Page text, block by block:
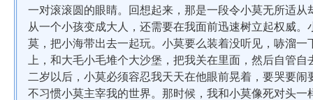
一对滚滚圆的眼睛。回想起来，那是一段令小莫无所适
从一个小孩变成大人，还需要在我面前迅速树立起权威
莫，把小海带出去一起玩。小莫要么装着没听见，哧溜
上，和大毛小毛堆个大沙堡，把我关在里面，然后自管
二岁以后，小莫必须容忍我天天在他眼前晃着，要哭要
不习惯小莫主宰我的世界。那时候，我和小莫像死对头一